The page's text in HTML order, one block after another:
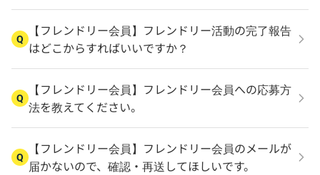
Q
【フレンドリー会員】フレンドリー活動の完了報告
はどこからすればいいですか？
Q
【フレンドリー会員】フレンドリー会員への応募方
法を教えてください。
Q
【フレンドリー会員】フレンドリー会員のメールが
届かないので、確認・再送してほしいです。